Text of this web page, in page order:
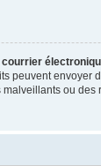
peuvent
ou des